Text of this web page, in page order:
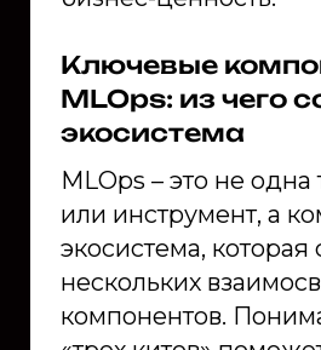
Ключевые
MLOps: из чего
экосистема
MLOps – это не одна
или инструмент, а
экосистема, которая
нескольких
компонентов.